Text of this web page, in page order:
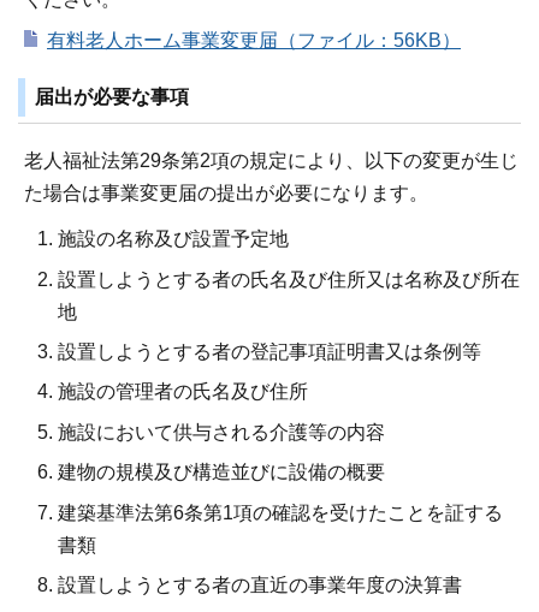
有料老人ホーム事業変更届（ファイル：56KB）
届出が必要な事項
老人福祉法第29条第2項の規定により、以下の変更が生じ
た場合は事業変更届の提出が必要になります。
施設の名称及び設置予定地
設置しようとする者の氏名及び住所又は名称及び所在
地
設置しようとする者の登記事項証明書又は条例等
施設の管理者の氏名及び住所
施設において供与される介護等の内容
建物の規模及び構造並びに設備の概要
建築基準法第6条第1項の確認を受けたことを証する
書類
設置しようとする者の直近の事業年度の決算書